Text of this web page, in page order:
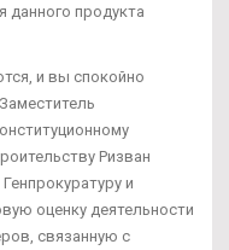
данного продукта
и вы спокойно
Ризван
и
оценку деятельности
связанную с